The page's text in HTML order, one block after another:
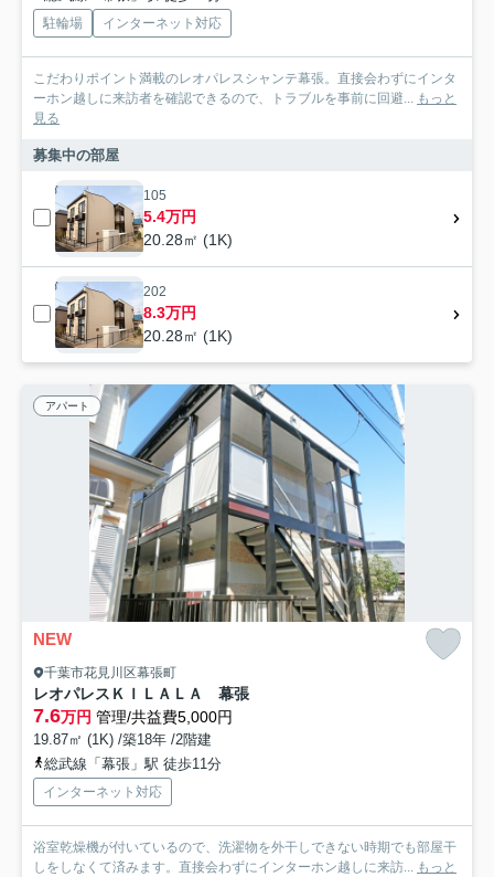
駐輪場 インターネット対応
こだわりポイント満載のレオパレスシャンテ幕張。直接会わずにインタ
ーホン越しに来訪者を確認できるので、トラブルを事前に回避...
もっと
見る
募集中の部屋
105
5.4万円
20.28㎡ (1K)
202
8.3万円
20.28㎡ (1K)
アパート
NEW
千葉市花見川区幕張町
レオパレスＫＩＬＡＬＡ 幕張
7.6万円 管理/共益費5,000円
19.87㎡ (1K) /築18年 /2階建
総武線「幕張」駅 徒歩11分
インターネット対応
浴室乾燥機が付いているので、洗濯物を外干しできない時期でも部屋干
しをしなくて済みます。直接会わずにインターホン越しに来訪...
もっと